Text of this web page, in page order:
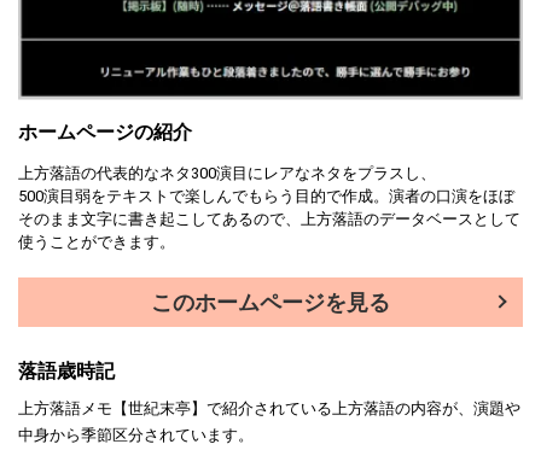
ホームページの紹介
上方落語の代表的なネタ300演目にレアなネタをプラスし、
500演目弱をテキストで楽しんでもらう目的で作成。演者の口演をほぼ
そのまま文字に書き起こしてあるので、上方落語のデータベースとして
使うことができます。
このホームページを見る
落語歳時記
上方落語メモ【世紀末亭】で紹介されている上方落語の内容が、演題や
中身から季節区分されています。